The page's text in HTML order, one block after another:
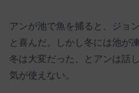
アンが池で魚を捕ると、ジョ
と喜んだ。しかし冬には池が
冬は大変だった、とアンは話
気が使えない。